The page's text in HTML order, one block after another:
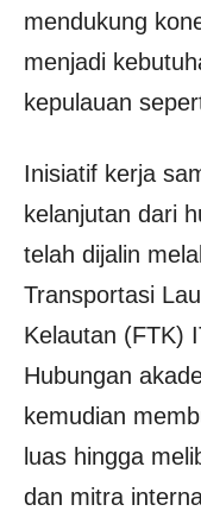
mendukung
menjadi
kepulauan
Inisiatif kerja
kelanjutan dari
telah dijalin
Transportasi
Kelautan (FTK)
Hubungan
kemudian
luas hingga
dan mitra